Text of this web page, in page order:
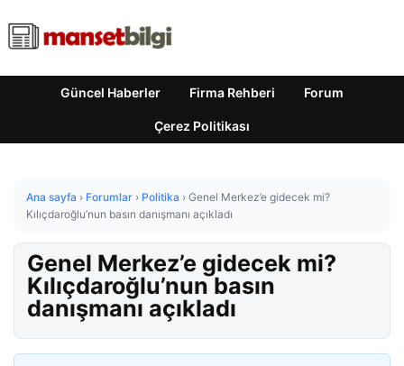
Güncel Haberler Firma Rehberi Forum
Çerez Politikası
Ana sayfa › Forumlar › Politika › Genel Merkez’e gidecek mi?
Kılıçdaroğlu’nun basın danışmanı açıkladı
Genel Merkez’e gidecek mi?
Kılıçdaroğlu’nun basın
danışmanı açıkladı